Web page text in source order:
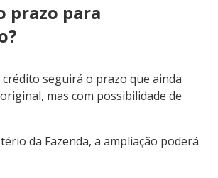
prazo para
seguirá o prazo que ainda
mas com possibilidade de
da Fazenda, a ampliação poderá